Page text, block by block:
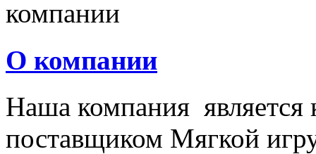
О компании
Наша компания
поставщиком Мягкой